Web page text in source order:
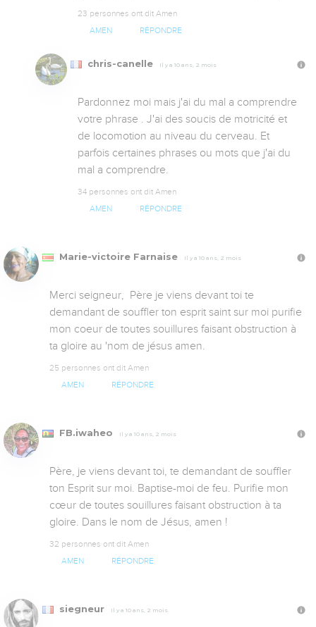
23 personnes ont dit Amen
AMEN RÉPONDRE
chris-canelle Il y a 10 ans, 2 mois
Pardonnez moi mais j'ai du mal a comprendre
votre phrase . J'ai des soucis de motricité et
de locomotion au niveau du cerveau. Et
parfois certaines phrases ou mots que j'ai du
mal a comprendre.
34 personnes ont dit Amen
AMEN RÉPONDRE
Marie-victoire Farnaise Il y a 10 ans, 2 mois
Merci seigneur,  Père je viens devant toi te
demandant de souffler ton esprit saint sur moi purifie
mon coeur de toutes souillures faisant obstruction à
ta gloire au 'nom de jésus amen.
25 personnes ont dit Amen
AMEN RÉPONDRE
FB.iwaheo Il y a 10 ans, 2 mois
Père, je viens devant toi, te demandant de souffler
ton Esprit sur moi. Baptise-moi de feu. Purifie mon
cœur de toutes souillures faisant obstruction à ta
gloire. Dans le nom de Jésus, amen !
32 personnes ont dit Amen
AMEN RÉPONDRE
siegneur Il y a 10 ans, 2 mois